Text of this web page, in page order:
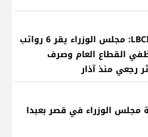
معلومات للـLBCI: مجلس الوزراء يقر 6 رواتب
القطاع العام وصرف
رجعي منذ آذار
مجلس الوزراء في قصر بعبدا